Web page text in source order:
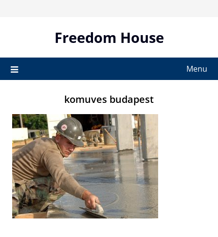
Freedom House
Menu
komuves budapest